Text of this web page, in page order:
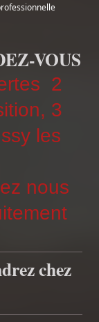
VOUS
2
3
les
nous
chez